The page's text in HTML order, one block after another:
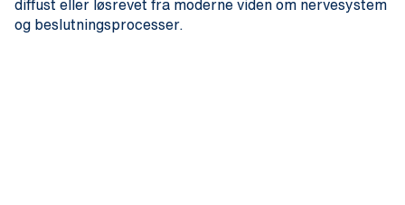
diffust eller løsrevet fra moderne viden om nervesystem
og beslutningsprocesser.